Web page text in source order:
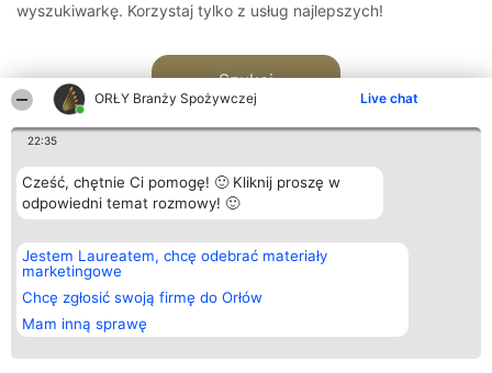
ORŁY Branży Spożywczej Live chat
22:35
Cześć, chętnie Ci pomogę! 🙂 Kliknij proszę w
odpowiedni temat rozmowy! 🙂
Jestem Laureatem, chcę odebrać materiały
marketingowe
Chcę zgłosić swoją firmę do Orłów
Mam inną sprawę
wyszukiwarkę. Korzystaj tylko z usług najlepszych!
Szukaj
Organizator plebiscytu
Bright Side Solutions sp. z o.
o. sp. k.
ul. Ruska 22
Wrocław 50-079
KRS 0000749100 | Regon
381313360 | NIP 8943132676
Plebiscyt
Laureaci
wszystkich
Laureatów
Regulamin
Kontakt
Kontakt